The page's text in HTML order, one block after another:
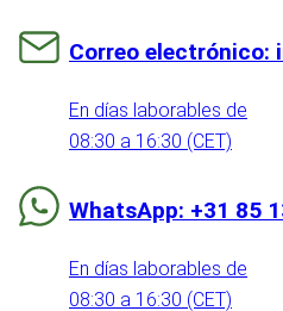
Correo electrónico:
En días laborables de
08:30 a 16:30 (CET)
WhatsApp: +31 85
En días laborables de
08:30 a 16:30 (CET)